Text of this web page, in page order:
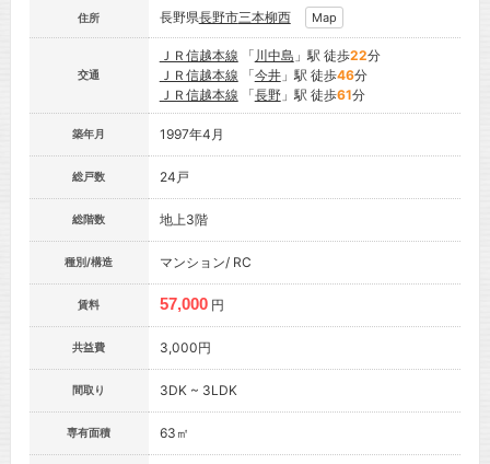
住所 長野県長野市三本柳西 Map
交通
ＪＲ信越本線 「 川中島 」駅 徒歩22分
ＪＲ信越本線 「今井」駅 徒歩46分
ＪＲ信越本線 「長野」駅 徒歩61分
築年月 1997年4月
総戸数 24戸
総階数 地上3階
種別/構造 マンション/ RC
賃料 57,000 円
共益費 3,000円
間取り 3DK ~ 3LDK
専有面積 63㎡